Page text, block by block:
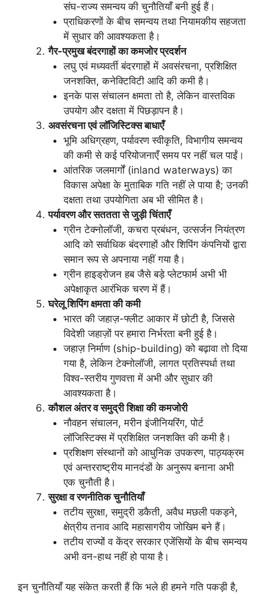
संघ-राज्य समन्वय की चुनौतियाँ बनी हुई हैं।
प्राधिकरणों के बीच समन्वय तथा नियामकीय सहजता
में सुधार की आवश्यकता है।
गैर-प्रमुख बंदरगाहों का कमजोर प्रदर्शन
लघु एवं मध्यवर्ती बंदरगाहों में अवसंरचना, प्रशिक्षित
जनशक्ति, कनेक्टिविटी आदि की कमी है।
इनके पास संचालन क्षमता तो है, लेकिन वास्तविक
उपयोग और दक्षता में पिछड़ापन है।
अवसंरचना एवं लॉजिस्टिक्स बाधाएँ
भूमि अधिग्रहण, पर्यावरण स्वीकृति, विभागीय समन्वय
की कमी से कई परियोजनाएँ समय पर नहीं चल पाईं।
आंतरिक जलमार्गों (inland waterways) का
विकास अपेक्षा के मुताबिक गति नहीं ले पाया है; उनकी
दक्षता तथा उपयोगिता अब भी सीमित है।
पर्यावरण और सततता से जुड़ी चिंताएँ
ग्रीन टेक्नोलॉजी, कचरा प्रबंधन, उत्सर्जन नियंत्रण
आदि को सर्वाधिक बंदरगाहों और शिपिंग कंपनियों द्वारा
समान रूप से अपनाया नहीं गया है।
ग्रीन हाइड्रोजन हब जैसे बड़े प्लेटफार्म अभी भी
अपेक्षाकृत आरंभिक चरण में हैं।
घरेलू शिपिंग क्षमता की कमी
भारत की जहाज़-फ्लीट आकार में छोटी है, जिससे
विदेशी जहाज़ों पर हमारा निर्भरता बनी हुई है।
जहाज़ निर्माण (ship-building) को बढ़ावा तो दिया
गया है, लेकिन टेक्नोलॉजी, लागत प्रतिस्पर्धा तथा
विश्व-स्तरीय गुणवत्ता में अभी और सुधार की
आवश्यकता है।
कौशल अंतर व समुद्री शिक्षा की कमजोरी
नौवहन संचालन, मरीन इंजीनियरिंग, पोर्ट
लॉजिस्टिक्स में प्रशिक्षित जनशक्ति की कमी है।
प्रशिक्षण संस्थानों को आधुनिक उपकरण, पाठ्यक्रम
एवं अन्तरराष्ट्रीय मानदंडों के अनुरूप बनाना अभी
एक चुनौती है।
सुरक्षा व रणनीतिक चुनौतियाँ
तटीय सुरक्षा, समुद्री डकैती, अवैध मछली पकड़ने,
क्षेत्रीय तनाव आदि महासागरीय जोखिम बने हैं।
तटीय राज्यों व केंद्र सरकार एजेंसियों के बीच समन्वय
अभी वन-हाथ नहीं हो पाया है।
इन चुनौतियाँ यह संकेत करती हैं कि भले ही हमने गति पकड़ी है,